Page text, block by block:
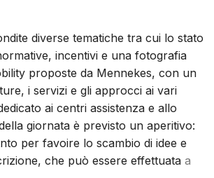
diverse tematiche tra cui lo stato
incentivi e una fotografia
proposte da Mennekes, con un
i servizi e gli approcci ai vari
ai centri assistenza e allo
giornata è previsto un aperitivo:
per favoire lo scambio di idee e
che può essere effettuata a